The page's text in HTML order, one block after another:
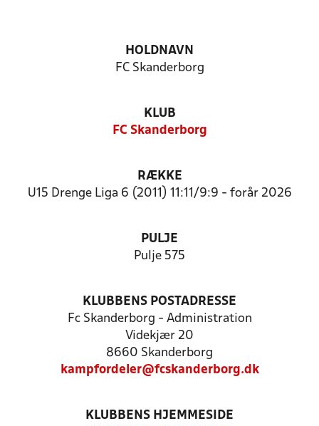
HOLDNAVN
FC Skanderborg
KLUB
FC Skanderborg
RÆKKE
U15 Drenge Liga 6 (2011) 11:11/9:9 - forår 2026
PULJE
Pulje 575
KLUBBENS POSTADRESSE
Fc Skanderborg - Administration
Videkjær 20
8660 Skanderborg
kampfordeler@fcskanderborg.dk
KLUBBENS HJEMMESIDE